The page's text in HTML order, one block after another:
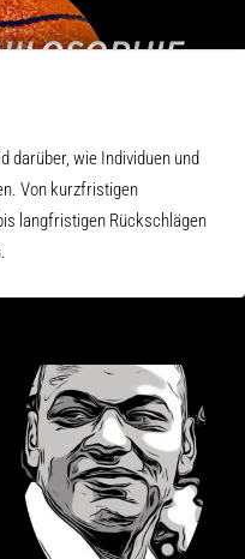
darüber, wie Individuen und
Von kurzfristigen
langfristigen Rückschlägen